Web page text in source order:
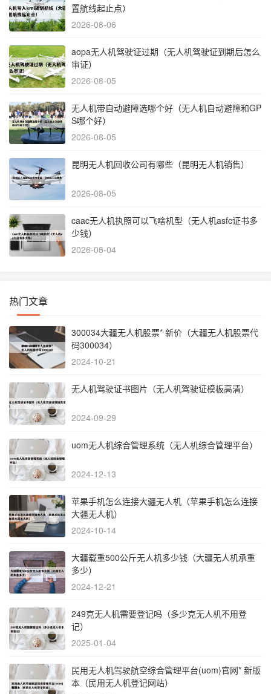
置航线起止点）
2026-08-06
aopa无人机驾驶证过期（无人机驾驶证到期后怎么
审证）
2026-08-05
无人机带自动避障选哪个好（无人机自动避障和GP
S哪个好）
2026-08-05
昆明无人机回收公司有哪些（昆明无人机销售）
2026-08-05
caac无人机执照可以飞啥机型（无人机asfc证书多
少钱）
2026-08-04
热门文章
300034大疆无人机股票* 新价（大疆无人机股票代
码300034）
2024-10-21
无人机驾驶证书图片（无人机驾驶证模板高清）
2024-09-29
uom无人机综合管理系统（无人机综合管理平台）
2024-12-13
苹果手机怎么连接大疆无人机（苹果手机怎么连接
大疆无人机）
2024-10-14
大疆载重500公斤无人机多少钱（大疆无人机承重
多少）
2024-12-21
249克无人机需要登记吗（多少克无人机不用登
记）
2025-01-04
民用无人机驾驶航空综合管理平台(uom)官网* 新版
本（民用无人机登记网站）